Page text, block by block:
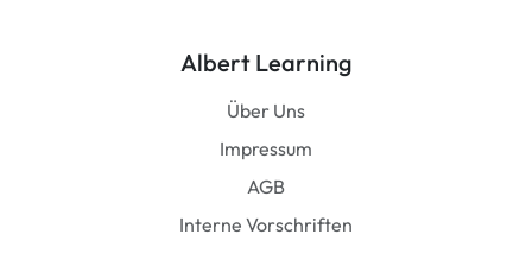
Albert Learning
Über Uns
Impressum
AGB
Interne Vorschriften